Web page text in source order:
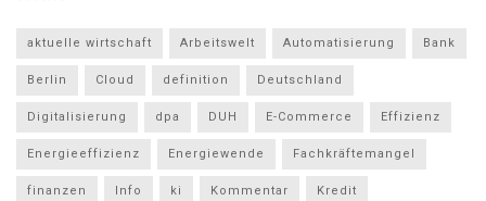
aktuelle wirtschaft Arbeitswelt Automatisierung Bank
Berlin Cloud definition Deutschland
Digitalisierung dpa DUH E-Commerce Effizienz
Energieeffizienz Energiewende Fachkräftemangel
finanzen Info ki Kommentar Kredit